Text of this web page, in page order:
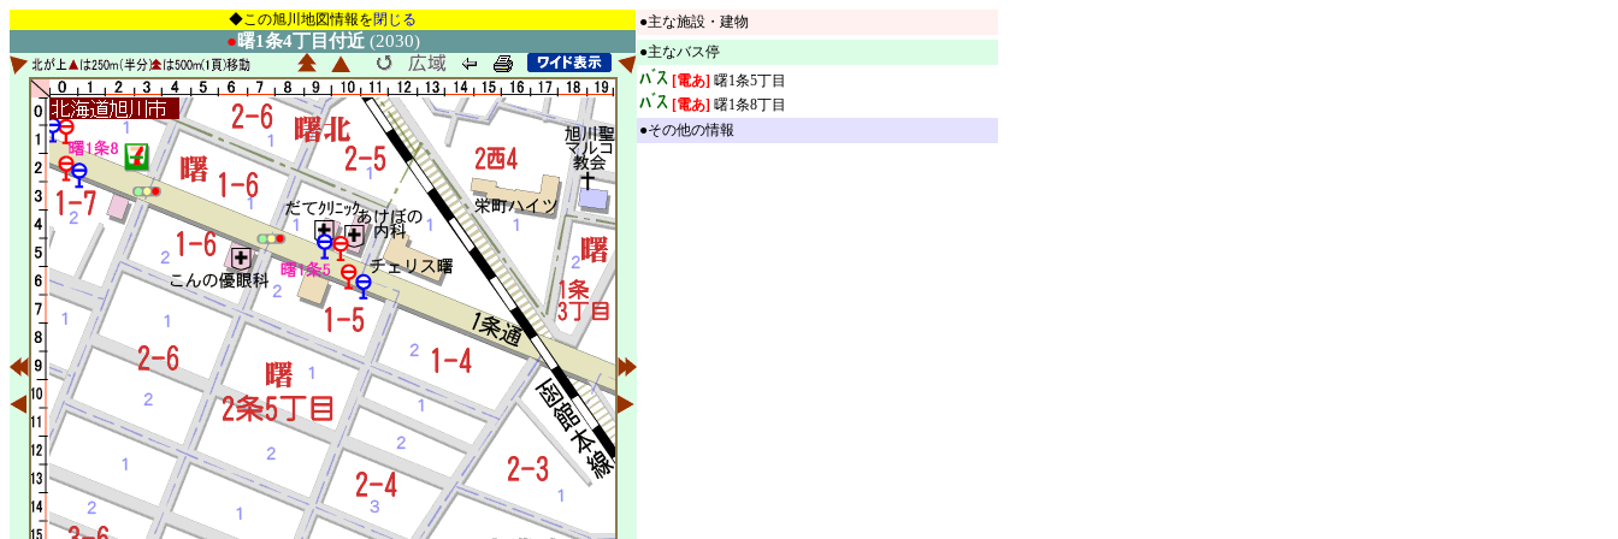
◆この旭川地図情報を閉じる
●曙1条4丁目付近(2030)
●主な施設・建物
●主なバス停
[電あ] 曙1条5丁目
[電あ] 曙1条8丁目
●その他の情報